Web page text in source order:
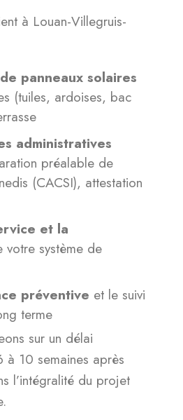
à Louan-Villegruis-
panneaux solaires
(tuiles, ardoises, bac
administratives
préalable de
(CACSI), attestation
et la
votre système de
préventive et le suivi
terme
sur un délai
à 10 semaines après
l’intégralité du projet